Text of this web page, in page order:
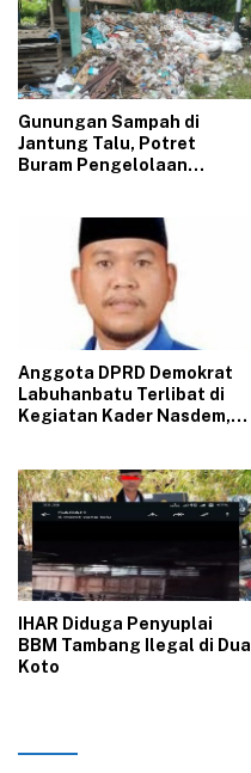
Gunungan Sampah di
Jantung Talu, Potret
Buram Pengelolaan
‎Anggota DPRD Demokrat
Labuhanbatu Terlibat di
Kegiatan Kader Nasdem,
‎IHAR Diduga Penyuplai
BBM Tambang Ilegal di Dua
Koto‎